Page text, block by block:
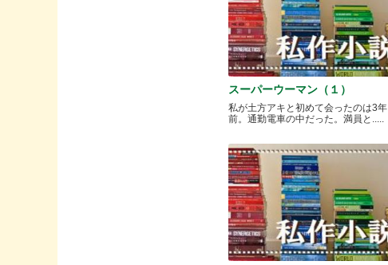
スーパーウーマン（１）
私が土方アキと初めて会ったのは3年
前。通勤電車の中だった。満員と.....